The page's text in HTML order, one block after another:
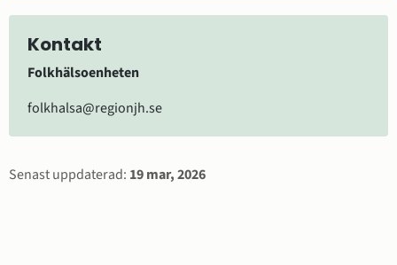
Kontakt
Folkhälsoenheten
folkhalsa@regionjh.se
Sidinformation
Senast uppdaterad: 19 mar, 2026